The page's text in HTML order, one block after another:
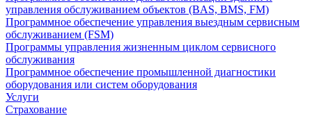
управления обслуживанием объектов (BAS, BMS, FM)
Программное обеспечение управления выездным сервисным
обслуживанием (FSM)
Программы управления жизненным циклом сервисного
обслуживания
Программное обеспечение промышленной диагностики
оборудования или систем оборудования
Услуги
Страхование